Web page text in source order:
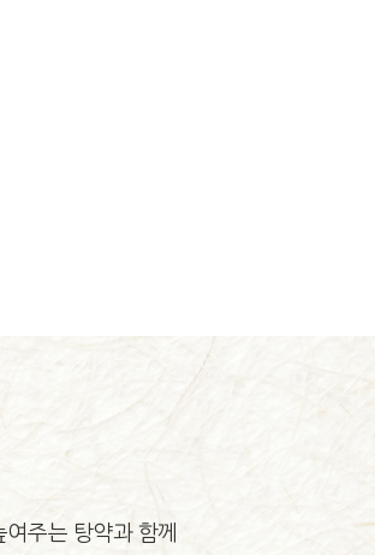
주는 탕약과 함께